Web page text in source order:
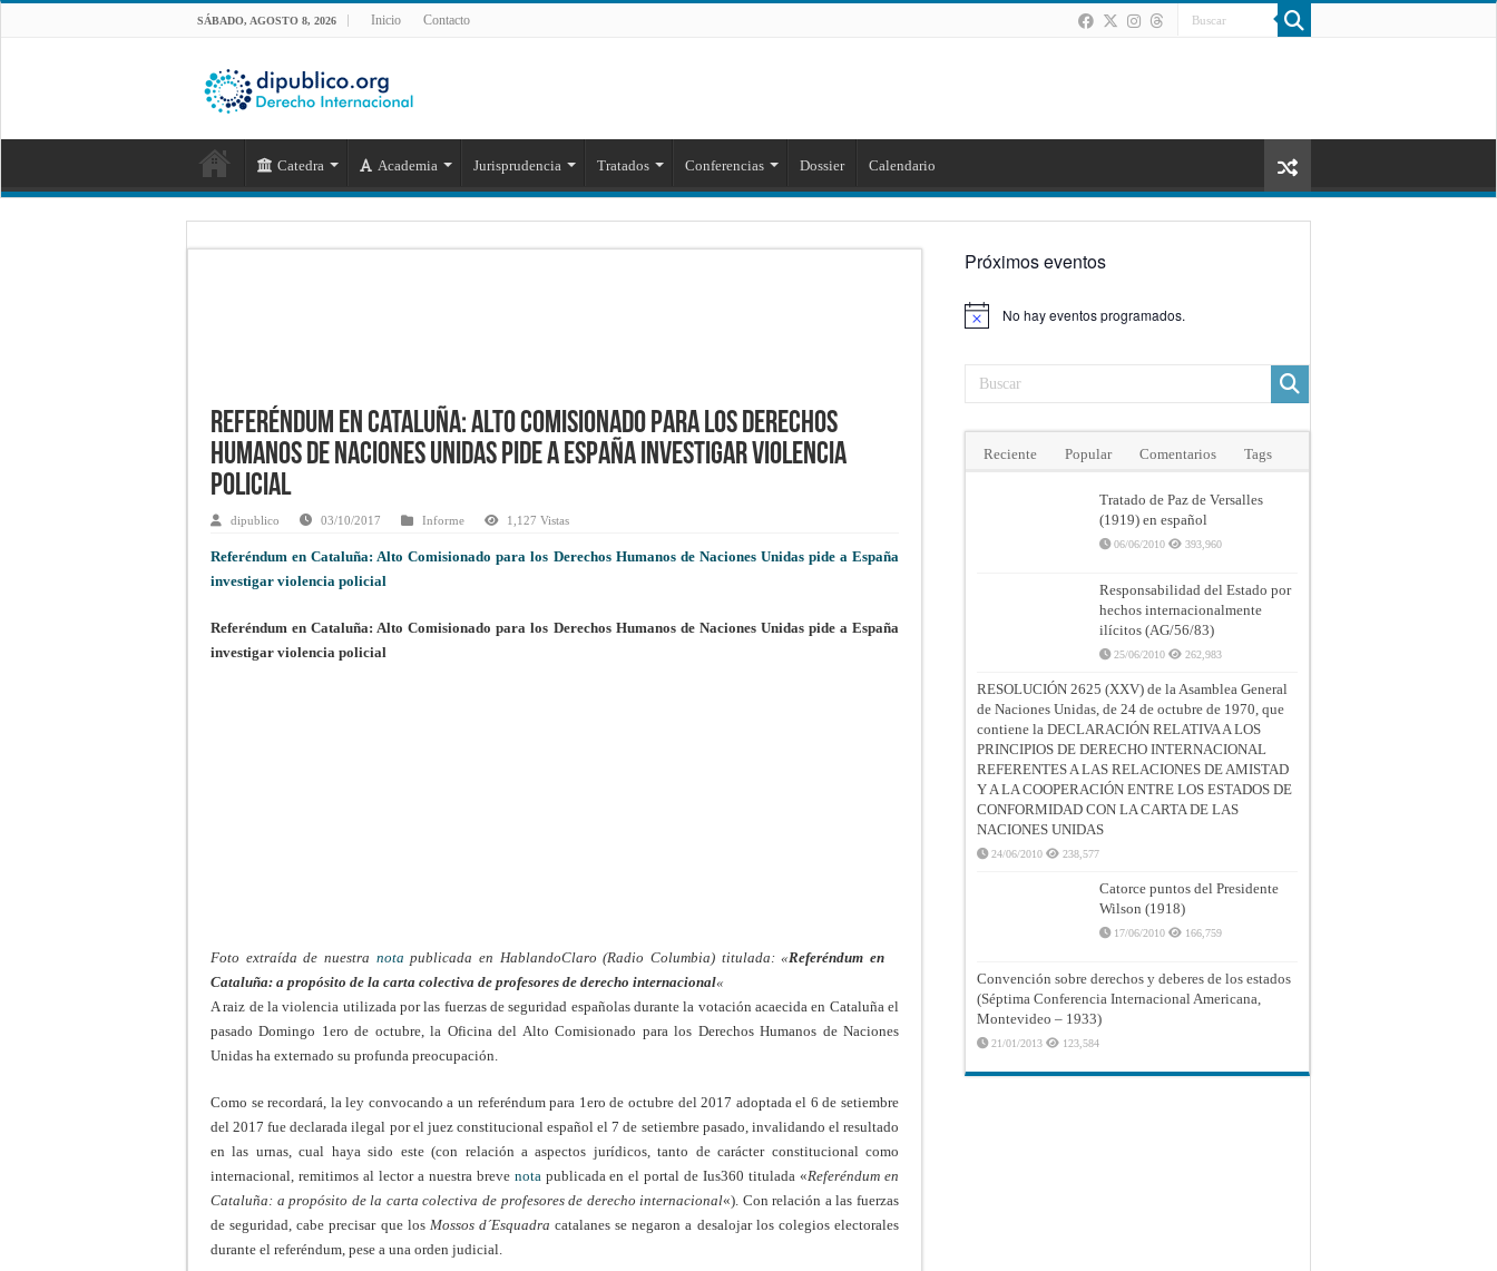
SÁBADO, AGOSTO 8, 2026 Inicio Contacto
Catedra Academia Jurisprudencia Tratados Conferencias Dossier Calendario
Referéndum en Cataluña: Alto Comisionado para los Derechos
Humanos de Naciones Unidas pide a España investigar violencia
policial
dipublico 03/10/2017 Informe 1,127 Vistas
Referéndum en Cataluña: Alto Comisionado para los Derechos Humanos de Naciones Unidas pide a España
investigar violencia policial
Referéndum en Cataluña: Alto Comisionado para los Derechos Humanos de Naciones Unidas pide a España
investigar violencia policial
Foto extraída de nuestra nota publicada en HablandoClaro (Radio Columbia) titulada: «Referéndum en
Cataluña: a propósito de la carta colectiva de profesores de derecho internacional«
A raiz de la violencia utilizada por las fuerzas de seguridad españolas durante la votación acaecida en Cataluña el
pasado Domingo 1ero de octubre, la Oficina del Alto Comisionado para los Derechos Humanos de Naciones
Unidas ha externado su profunda preocupación.
Como se recordará, la ley convocando a un referéndum para 1ero de octubre del 2017 adoptada el 6 de setiembre
del 2017 fue declarada ilegal por el juez constitucional español el 7 de setiembre pasado, invalidando el resultado
en las urnas, cual haya sido este (con relación a aspectos jurídicos, tanto de carácter constitucional como
internacional, remitimos al lector a nuestra breve nota publicada en el portal de Ius360 titulada «Referéndum en
Cataluña: a propósito de la carta colectiva de profesores de derecho internacional«). Con relación a las fuerzas
de seguridad, cabe precisar que los Mossos d´Esquadra catalanes se negaron a desalojar los colegios electorales
durante el referéndum, pese a una orden judicial.
Próximos eventos
Aviso No hay eventos programados.
Reciente Popular Comentarios Tags
Tratado de Paz de Versalles
(1919) en español
06/06/2010 393,960
Responsabilidad del Estado por
hechos internacionalmente
ilícitos (AG/56/83)
25/06/2010 262,983
RESOLUCIÓN 2625 (XXV) de la Asamblea General
de Naciones Unidas, de 24 de octubre de 1970, que
contiene la DECLARACIÓN RELATIVA A LOS
PRINCIPIOS DE DERECHO INTERNACIONAL
REFERENTES A LAS RELACIONES DE AMISTAD
Y A LA COOPERACIÓN ENTRE LOS ESTADOS DE
CONFORMIDAD CON LA CARTA DE LAS
NACIONES UNIDAS
24/06/2010 238,577
Catorce puntos del Presidente
Wilson (1918)
17/06/2010 166,759
Convención sobre derechos y deberes de los estados
(Séptima Conferencia Internacional Americana,
Montevideo – 1933)
21/01/2013 123,584